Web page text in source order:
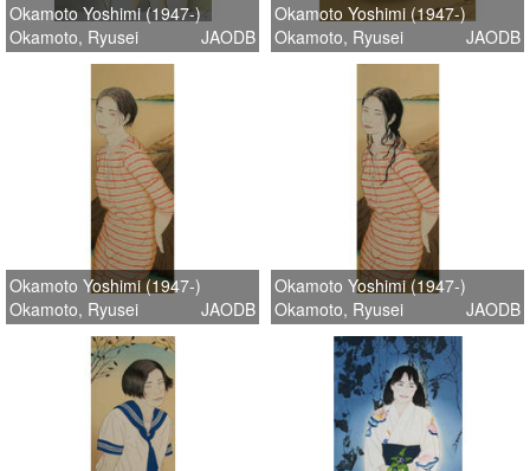
Okamoto Yoshimi (1947-)
Okamoto, Ryusei
JAODB
Okamoto Yoshimi (1947-)
Okamoto, Ryusei
JAODB
Okamoto Yoshimi (1947-)
Okamoto, Ryusei
JAODB
Okamoto Yoshimi (1947-)
Okamoto, Ryusei
JAODB